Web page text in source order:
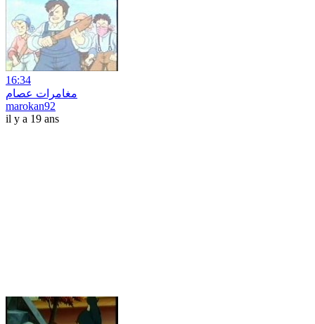
16:34
مغامرات عصام
marokan92
il y a 19 ans